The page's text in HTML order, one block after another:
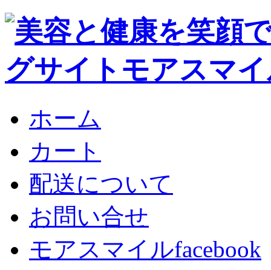
ホーム
カート
配送について
お問い合せ
モアスマイルfacebook